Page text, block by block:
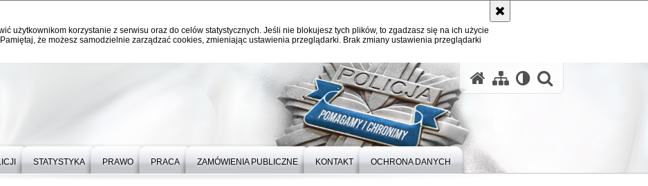
użytkownikom korzystanie z serwisu oraz do celów statystycznych. Jeśli nie blokujesz tych plików, to zgadzasz się na ich użycie
że możesz samodzielnie zarządzać cookies, zmieniając ustawienia przeglądarki. Brak zmiany ustawienia przeglądarki
STATYSTYKA PRAWO PRACA ZAMÓWIENIA PUBLICZNE KONTAKT OCHRONA DANYCH